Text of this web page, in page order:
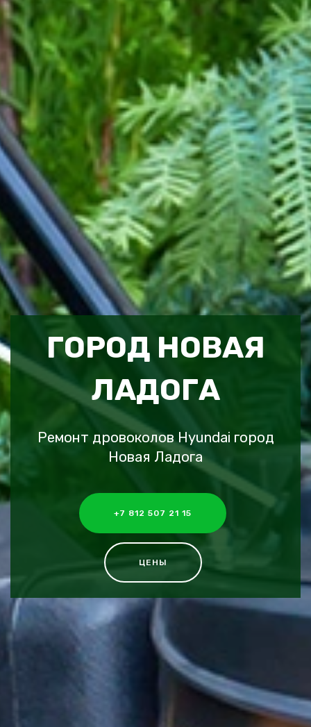
ГОРОД НОВАЯ
ЛАДОГА
Ремонт дровоколов Hyundai город
Новая Ладога
+7 812 507 21 15
ЦЕНЫ